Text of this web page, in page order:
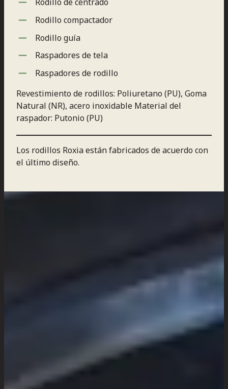
Rodillo de centrado
Rodillo compactador
Rodillo guía
Raspadores de tela
Raspadores de rodillo
Revestimiento de rodillos: Poliuretano (PU), Goma
Natural (NR), acero inoxidable Material del
raspador: Putonio (PU)
Los rodillos Roxia están fabricados de acuerdo con
el último diseño.